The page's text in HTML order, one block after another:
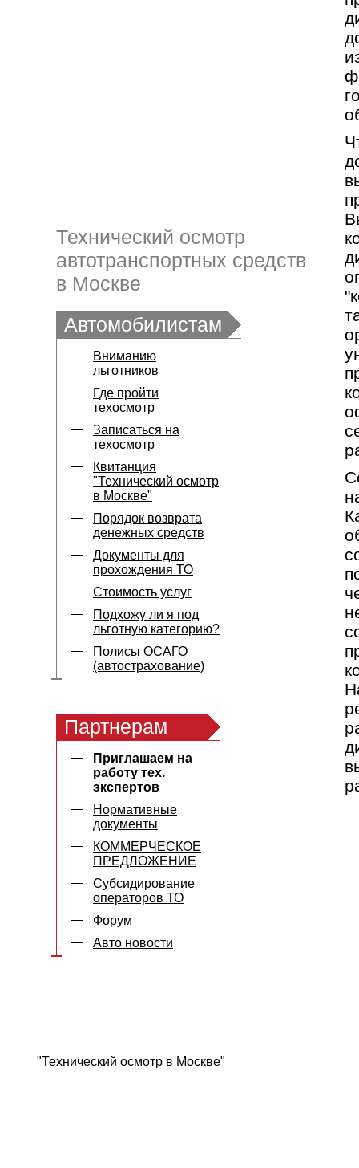
Технический осмотр
автотранспортных средств
в Москве
Автомобилистам
Вниманию
льготников
Где пройти
техосмотр
Записаться на
техосмотр
Квитанция
"Технический осмотр
в Москве"
Порядок возврата
денежных средств
Документы для
прохождения ТО
Стоимость услуг
Подхожу ли я под
льготную категорию?
Полисы ОСАГО
(автострахование)
Партнерам
Приглашаем на
работу тех.
экспертов
Нормативные
документы
КОММЕРЧЕСКОЕ
ПРЕДЛОЖЕНИЕ
Субсидирование
операторов ТО
Форум
Авто новости
"Технический осмотр в Москве"